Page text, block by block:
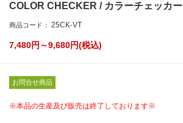
COLOR CHECKER / カラーチェッカー
商品コード： 25CK-VT
7,480円～9,680円(税込)
お問合せ商品
※本品の生産及び販売は終了しております※